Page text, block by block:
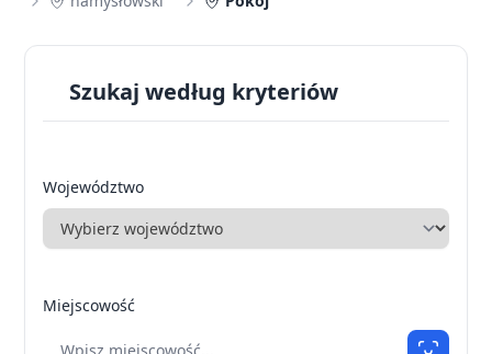
Szukaj według kryteriów
Województwo
Miejscowość